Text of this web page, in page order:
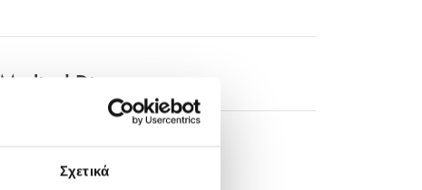
Σχετικά
Medical Directory